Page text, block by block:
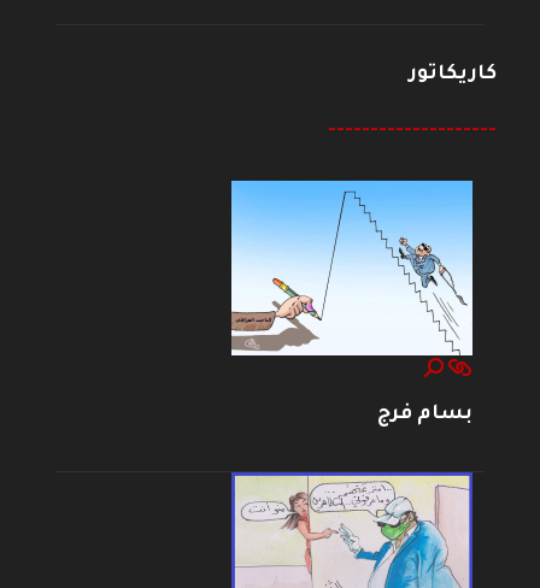
كاريكاتور
--------------------
بسام فرج